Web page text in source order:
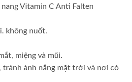
Vitamin C Anti Falten
không nuốt.
miệng và mũi.
tránh ánh nắng mặt trời và nơi có